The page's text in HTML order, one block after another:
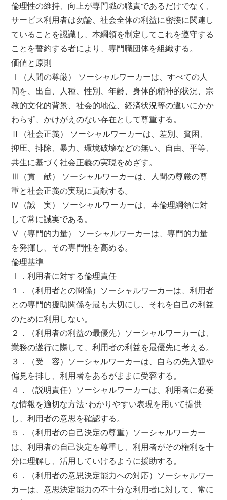
倫理性の維持、向上が専門職の職責であるだけでなく、
サービス利用者は勿論、社会全体の利益に密接に関連し
ていることを認識し、本綱領を制定してこれを遵守する
ことを誓約する者により、専門職団体を組織する。
価値と原則
Ⅰ（人間の尊厳） ソーシャルワーカーは、すべての人
間を、出自、人種、性別、年齢、身体的精神的状況、宗
教的文化的背景、社会的地位、経済状況等の違いにかか
わらず、かけがえのない存在として尊重する。
Ⅱ（社会正義） ソーシャルワーカーは、差別、貧困、
抑圧、排除、暴力、環境破壊などの無い、自由、平等、
共生に基づく社会正義の実現をめざす。
Ⅲ（貢 献） ソーシャルワーカーは、人間の尊厳の尊
重と社会正義の実現に貢献する。
Ⅳ（誠 実） ソーシャルワーカーは、本倫理綱領に対
して常に誠実である。
Ⅴ（専門的力量） ソーシャルワーカーは、専門的力量
を発揮し、その専門性を高める。
倫理基準
Ⅰ．利用者に対する倫理責任
１．（利用者との関係）ソーシャルワーカーは、利用者
との専門的援助関係を最も大切にし、それを自己の利益
のために利用しない。
２．（利用者の利益の最優先）ソーシャルワーカーは、
業務の遂行に際して、利用者の利益を最優先に考える。
３．（受 容）ソーシャルワーカーは、自らの先入観や
偏見を排し、利用者をあるがままに受容する。
４．（説明責任）ソーシャルワーカーは、利用者に必要
な情報を適切な方法･わかりやすい表現を用いて提供
し、利用者の意思を確認する。
５．（利用者の自己決定の尊重）ソーシャルワーカー
は、利用者の自己決定を尊重し、利用者がその権利を十
分に理解し、活用していけるように援助する。
６．（利用者の意思決定能力への対応）ソーシャルワー
カーは、意思決定能力の不十分な利用者に対して、常に